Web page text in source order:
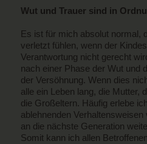
Wut und Trauer sind in
Es ist für mich absolut normal,
verletzt fühlen, wenn der
Verantwortung nicht gerecht
nach einer Phase der Wut und
der Versöhnung. Wenn dies
alle ein Leben lang, die Mutter,
die Großeltern. Häufig erlebe
ablehnenden
an die nächste Generation
Somit kann ich allen